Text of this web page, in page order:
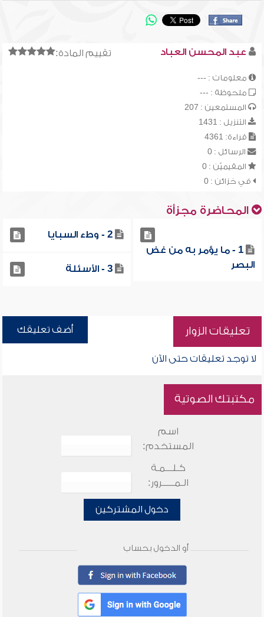
تقييم المادة: عبد المحسن العباد
معلومات : ---
ملحوظة : ---
المستمعين : 207
التنزيل : 1431
قراءة: 4361
الرسائل : 0
المقيميّن : 0
في خزائن : 0
المحاضرة مجزأة
1 - ما يؤمر به من غض
البصر
2 - وطء السبايا
3 - الأسئلة
تعليقات الزوار أضف تعليقك
لا توجد تعليقات حتى الآن
مكتبتك الصوتية
اسم
المستخدم:
كـلـــمـة
الـمـــــرور:
دخول المشتركين
أو الدخول بحساب